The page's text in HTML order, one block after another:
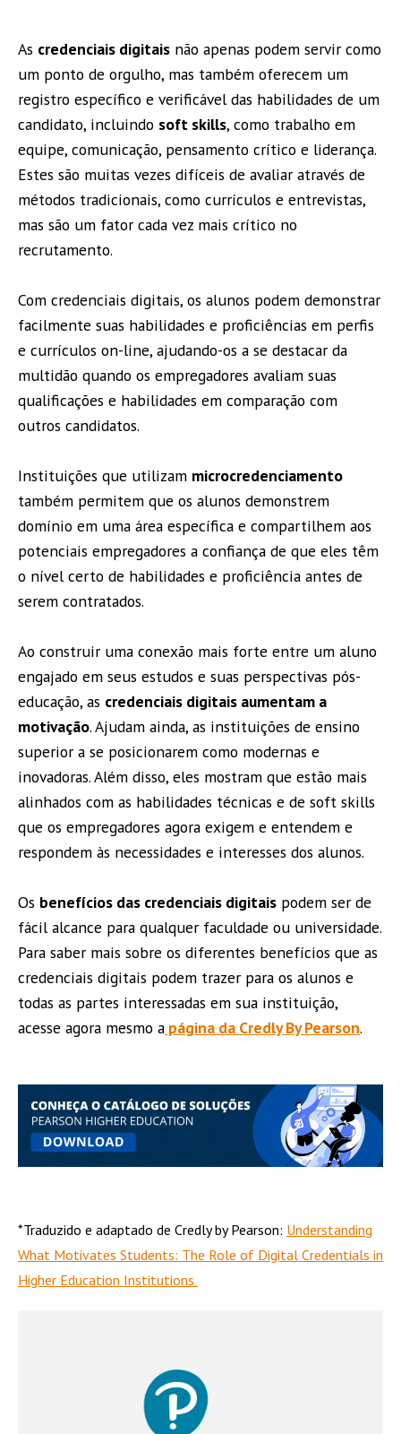
As credenciais digitais não apenas podem servir como
um ponto de orgulho, mas também oferecem um
registro específico e verificável das habilidades de um
candidato, incluindo soft skills, como trabalho em
equipe, comunicação, pensamento crítico e liderança.
Estes são muitas vezes difíceis de avaliar através de
métodos tradicionais, como currículos e entrevistas,
mas são um fator cada vez mais crítico no
recrutamento.
Com credenciais digitais, os alunos podem demonstrar
facilmente suas habilidades e proficiências em perfis
e currículos on-line, ajudando-os a se destacar da
multidão quando os empregadores avaliam suas
qualificações e habilidades em comparação com
outros candidatos.
Instituições que utilizam microcredenciamento
também permitem que os alunos demonstrem
domínio em uma área específica e compartilhem aos
potenciais empregadores a confiança de que eles têm
o nível certo de habilidades e proficiência antes de
serem contratados.
Ao construir uma conexão mais forte entre um aluno
engajado em seus estudos e suas perspectivas pós-
educação, as credenciais digitais aumentam a
motivação. Ajudam ainda, as instituições de ensino
superior a se posicionarem como modernas e
inovadoras. Além disso, eles mostram que estão mais
alinhados com as habilidades técnicas e de soft skills
que os empregadores agora exigem e entendem e
respondem às necessidades e interesses dos alunos.
Os benefícios das credenciais digitais podem ser de
fácil alcance para qualquer faculdade ou universidade.
Para saber mais sobre os diferentes benefícios que as
credenciais digitais podem trazer para os alunos e
todas as partes interessadas em sua instituição,
acesse agora mesmo a página da Credly By Pearson.
*Traduzido e adaptado de Credly by Pearson: Understanding
What Motivates Students: The Role of Digital Credentials in
Higher Education Institutions